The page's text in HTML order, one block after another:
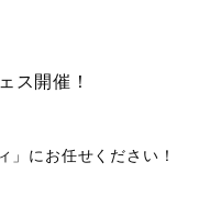
ス開催！
」にお任せください！